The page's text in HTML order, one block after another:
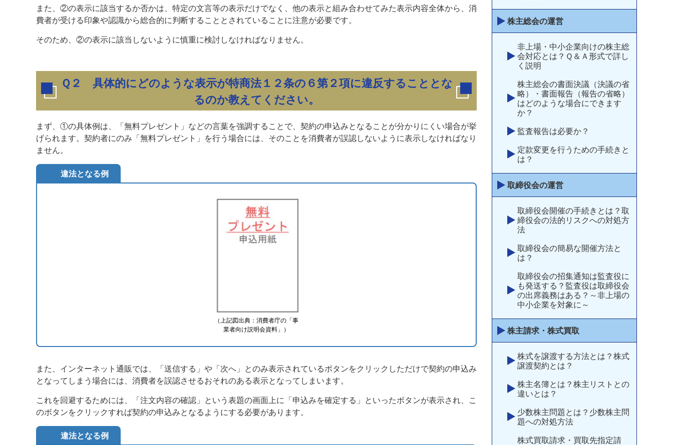
また、②の表示に該当するか否かは、特定の文言等の表示だけでなく、他の表示と組み合わせてみた表示内容全体から、消
費者が受ける印象や認識から総合的に判断することとされていることに注意が必要です。
そのため、②の表示に該当しないように慎重に検討しなければなりません。
Ｑ２ 具体的にどのような表示が特商法１２条の６第２項に違反することとな
るのか教えてください。
まず、①の具体例は、「無料プレゼント」などの言葉を強調することで、契約の申込みとなることが分かりにくい場合が挙
げられます。契約者にのみ「無料プレゼント」を行う場合には、そのことを消費者が誤認しないように表示しなければなり
ません。
違法となる例
（上記図出典：消費者庁の「事
業者向け説明会資料」）
また、インターネット通販では、「送信する」や「次へ」とのみ表示されているボタンをクリックしただけで契約の申込み
となってしまう場合には、消費者を誤認させるおそれのある表示となってしまいます。
これを回避するためには、「注文内容の確認」という表題の画面上に「申込みを確定する」といったボタンが表示され、こ
のボタンをクリックすれば契約の申込みとなるようにする必要があります。
違法となる例
株主総会の運営
非上場・中小企業向けの株主総
会対応とは？Ｑ＆Ａ形式で詳し
く説明
株主総会の書面決議（決議の省
略）・書面報告（報告の省略）
はどのような場合にできます
か？
監査報告は必要か？
定款変更を行うための手続きと
は？
取締役会の運営
取締役会開催の手続きとは？取
締役会の法的リスクへの対処方
法
取締役会の簡易な開催方法と
は？
取締役会の招集通知は監査役に
も発送する？監査役は取締役会
の出席義務はある？～非上場の
中小企業を対象に～
株主請求・株式買取
株式を譲渡する方法とは？株式
譲渡契約とは？
株主名簿とは？株主リストとの
違いとは？
少数株主問題とは？少数株主問
題への対処方法
株式買取請求・買取先指定請